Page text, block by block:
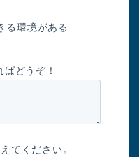
る環境がある
どうぞ！
てください。